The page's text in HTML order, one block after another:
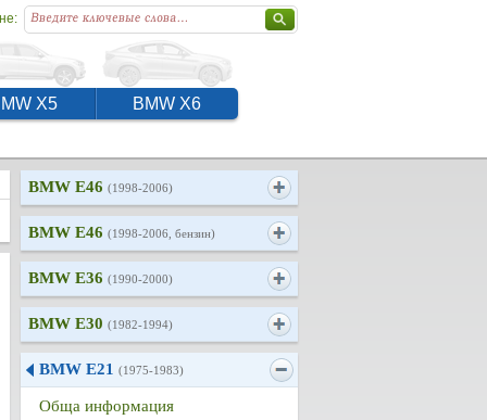
X5 BMW X6
BMW E46 (1998-2006)
BMW E46 (1998-2006, бензин)
BMW E36 (1990-2000)
BMW E30 (1982-1994)
BMW E21 (1975-1983)
Обща информация